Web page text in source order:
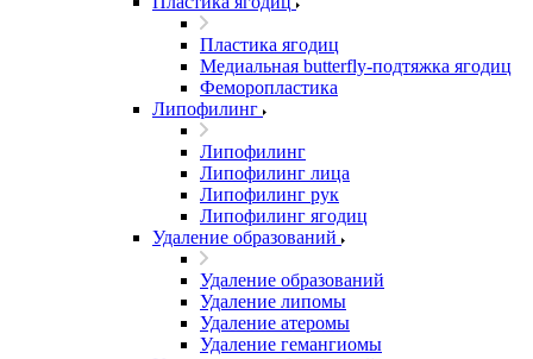
Пластика ягодиц
Медиальная butterfly-подтяжка ягодиц
Феморопластика
Липофилинг
Липофилинг
Липофилинг лица
Липофилинг рук
Липофилинг ягодиц
Удаление образований
Удаление образований
Удаление липомы
Удаление атеромы
Удаление гемангиомы